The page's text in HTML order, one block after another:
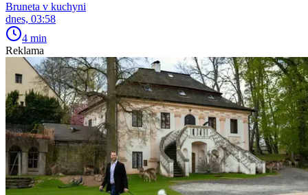
Bruneta v kuchyni
dnes, 03:58
4 min
Reklama